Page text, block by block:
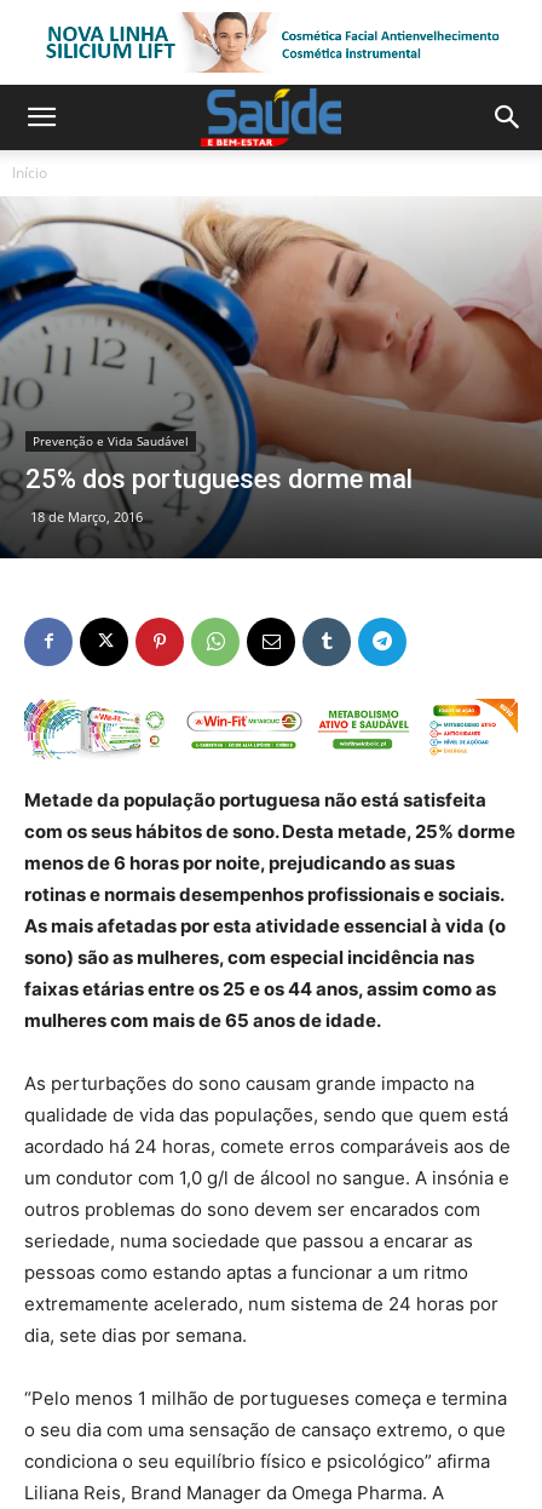
Início
Prevenção e Vida Saudável
25% dos portugueses dorme mal
18 de Março, 2016
Metade da população portuguesa não está satisfeita
com os seus hábitos de sono. Desta metade, 25% dorme
menos de 6 horas por noite, prejudicando as suas
rotinas e normais desempenhos profissionais e sociais.
As mais afetadas por esta atividade essencial à vida (o
sono) são as mulheres, com especial incidência nas
faixas etárias entre os 25 e os 44 anos, assim como as
mulheres com mais de 65 anos de idade.
As perturbações do sono causam grande impacto na
qualidade de vida das populações, sendo que quem está
acordado há 24 horas, comete erros comparáveis aos de
um condutor com 1,0 g/l de álcool no sangue. A insónia e
outros problemas do sono devem ser encarados com
seriedade, numa sociedade que passou a encarar as
pessoas como estando aptas a funcionar a um ritmo
extremamente acelerado, num sistema de 24 horas por
dia, sete dias por semana.
“Pelo menos 1 milhão de portugueses começa e termina
o seu dia com uma sensação de cansaço extremo, o que
condiciona o seu equilíbrio físico e psicológico” afirma
Liliana Reis, Brand Manager da Omega Pharma. A